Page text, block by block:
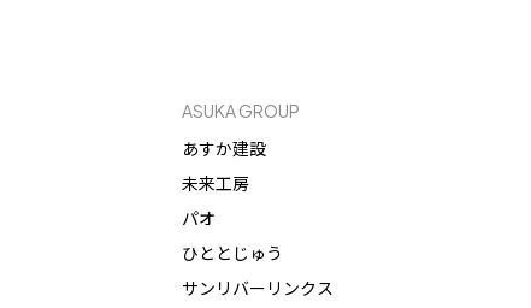
ASUKA GROUP
あすか建設
未来工房
パオ
ひととじゅう
サンリバーリンクス